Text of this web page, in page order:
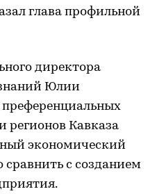
глава профильной
директора
Юлии
регионов Кавказа
экономический
с созданием